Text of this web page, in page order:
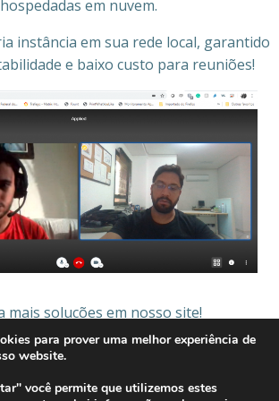
hospedadas em nuvem.
instância em sua rede local, garantido
e baixo custo para reuniões!
mais soluções em nosso site!
para prover uma melhor experiência de
website.
você permite que utilizemos estes